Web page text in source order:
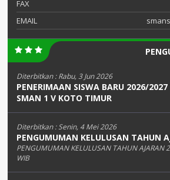
FAX
EMAIL
Diterbitkan :Rabu, 3 Jun 2026
PENERIMAAN SISWA BARU 2026/
SMAN 1 V KOTO TIMUR
Diterbitkan :Senin, 4 Mei 2026
PENGUMUMAN KELULUSAN TAHUN
PENGUMUMAN KELULUSAN TAHUN AJARAN
WIB